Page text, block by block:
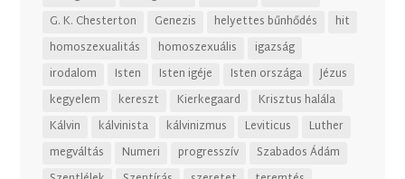
G. K. Chesterton
Genezis helyettes bűnhődés
hit
homoszexualitás
homoszexuális
igazság
irodalom
Isten Isten igéje Isten országa
Jézus
kegyelem
kereszt Kierkegaard
Krisztus halála
Kálvin
kálvinista kálvinizmus Leviticus
Luther
megváltás
Numeri progresszív
Szabados Ádám